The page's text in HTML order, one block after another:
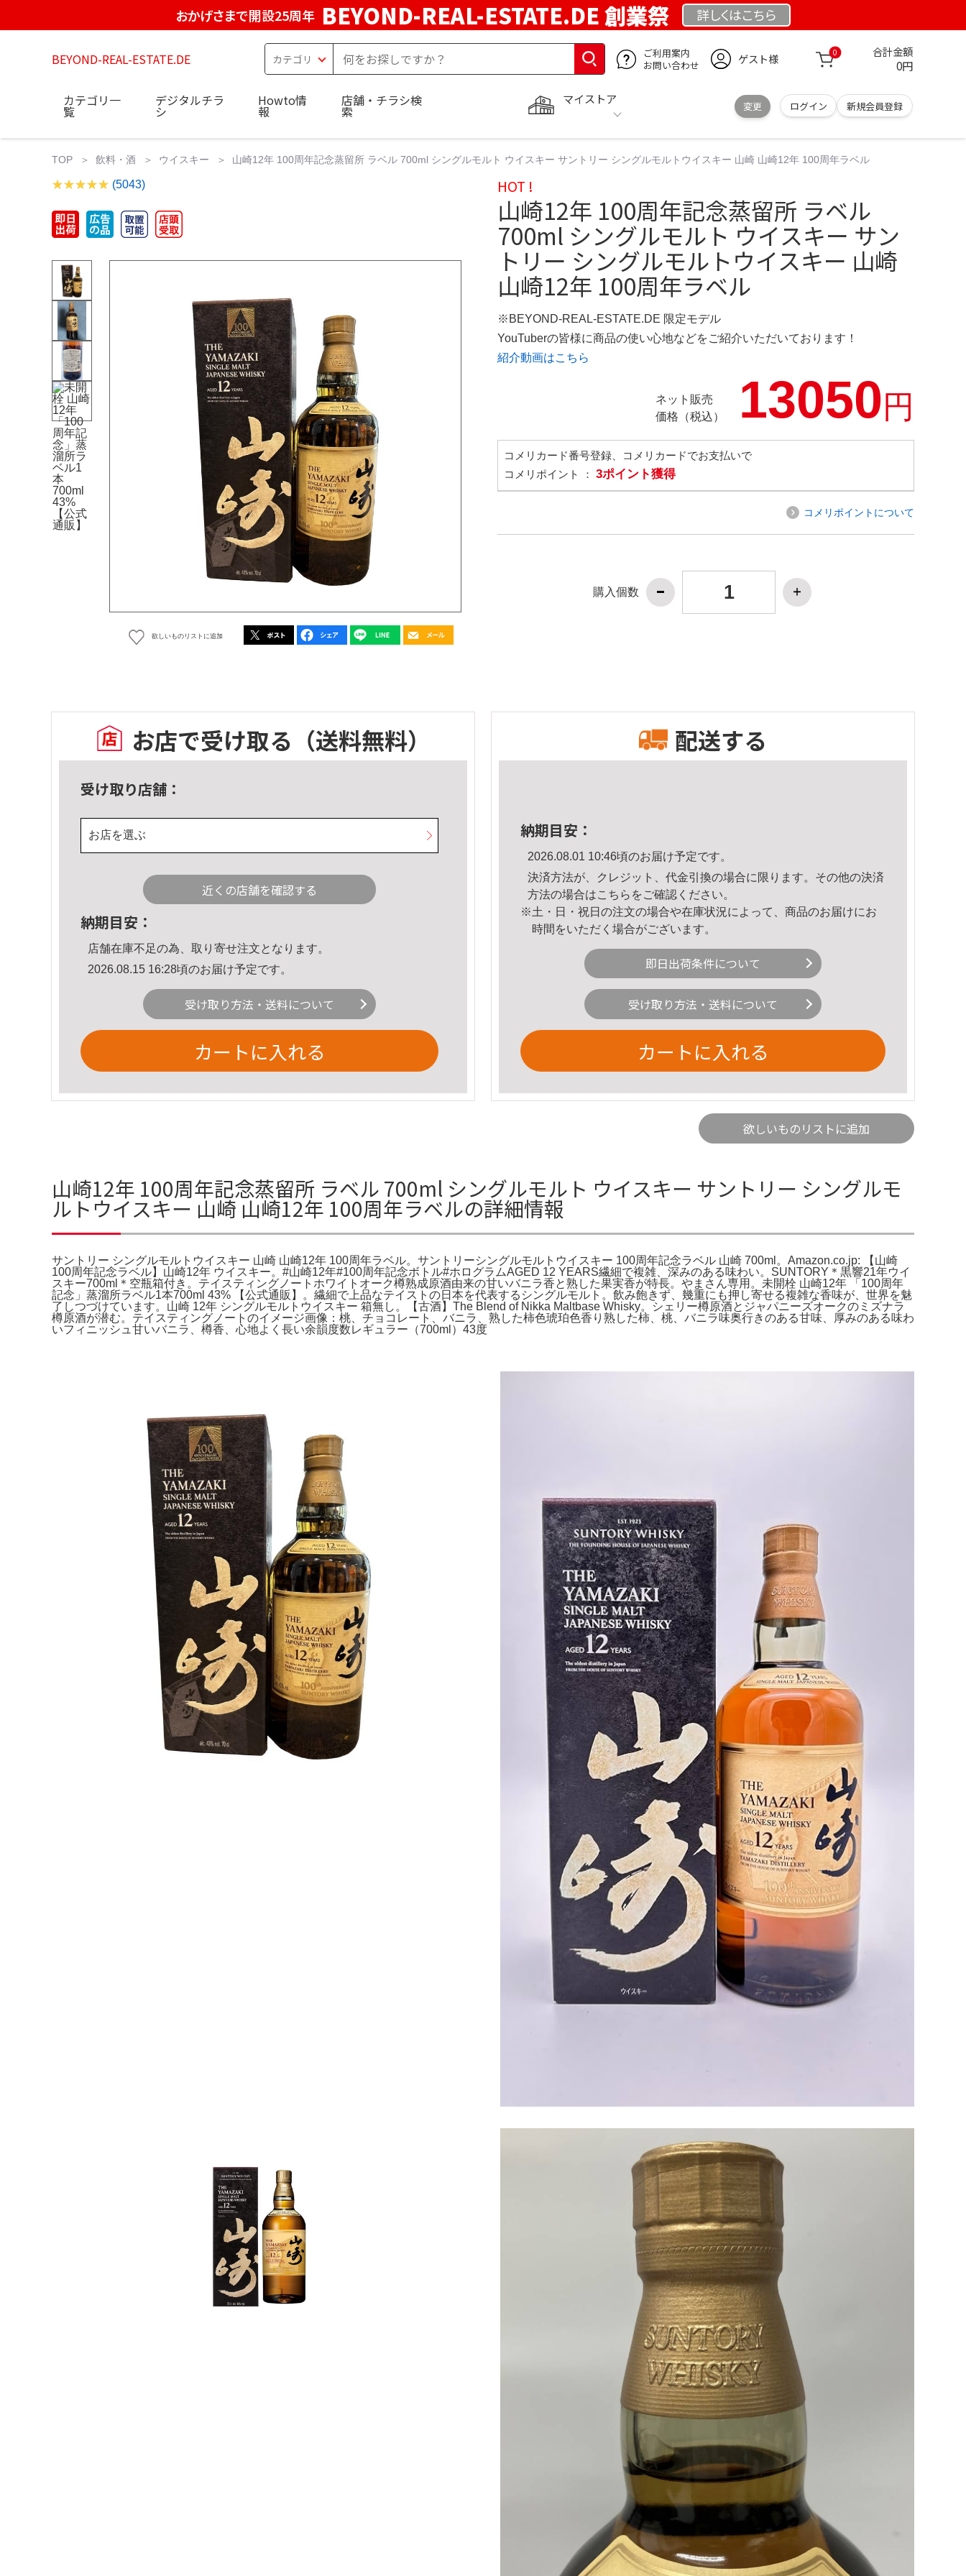
おかげさまで開設25周年 BEYOND-REAL-ESTATE.DE 創業祭 詳しくはこちら
BEYOND-REAL-ESTATE.DE
ご利用案内
お問い合わせ
ゲスト様 0 合計金額
0円
マイストア
変更 ログイン 新規会員登録
カテゴリ一
覧
デジタルチラ
シ
Howto情
報
店舗・チラシ検
索
TOP 飲料・酒 ウイスキー 山崎12年 100周年記念蒸留所 ラベル 700ml シングルモルト ウイスキー サントリー シングルモルトウイスキー 山崎 山崎12年 100周年ラベル
(5043)
欲しいものリストに追加
HOT !
山崎12年 100周年記念蒸留所 ラベル
700ml シングルモルト ウイスキー サン
トリー シングルモルトウイスキー 山崎
山崎12年 100周年ラベル
※BEYOND-REAL-ESTATE.DE 限定モデル
YouTuberの皆様に商品の使い心地などをご紹介いただいております！
紹介動画はこちら
ネット販売
価格（税込）
13050円
コメリカード番号登録、コメリカードでお支払いで
コメリポイント ： 3ポイント獲得
コメリポイントについて
購入個数
お店で受け取る （送料無料）
受け取り店舗：
お店を選ぶ
近くの店舗を確認する
納期目安：
店舗在庫不足の為、取り寄せ注文となります。
2026.08.15 16:28頃のお届け予定です。
受け取り方法・送料について
カートに入れる
配送する
納期目安：
2026.08.01 10:46頃のお届け予定です。
決済方法が、クレジット、代金引換の場合に限ります。その他の決済
方法の場合はこちら をご確認ください。
※土・日・祝日の注文の場合や在庫状況によって、商品のお届けにお
時間をいただく場合がございます。
即日出荷条件について
受け取り方法・送料について
カートに入れる
欲しいものリストに追加
山崎12年 100周年記念蒸留所 ラベル 700ml シングルモルト ウイスキー サントリー シングルモ
ルトウイスキー 山崎 山崎12年 100周年ラベルの詳細情報
サントリー シングルモルトウイスキー 山崎 山崎12年 100周年ラベル。サントリーシングルモルトウイスキー 100周年記念ラベル 山崎 700ml。Amazon.co.jp: 【山崎
100周年記念ラベル】山崎12年 ウイスキー。#山崎12年#100周年記念ボトル#ホログラムAGED 12 YEARS繊細で複雑、深みのある味わい。SUNTORY＊黒響21年ウイ
スキー700ml＊空瓶箱付き。テイスティングノートホワイトオーク樽熟成原酒由来の甘いバニラ香と熟した果実香が特長。やまさん専用。未開栓 山崎12年 「100周年
記念」蒸溜所ラベル1本700ml 43% 【公式通販】。繊細で上品なテイストの日本を代表するシングルモルト。飲み飽きず、幾重にも押し寄せる複雑な香味が、世界を魅
了しつづけています。山崎 12年 シングルモルトウイスキー 箱無し。【古酒】The Blend of Nikka Maltbase Whisky。シェリー樽原酒とジャパニーズオークのミズナラ
樽原酒が潜む。テイスティングノートのイメージ画像：桃、チョコレート、バニラ、熟した柿色琥珀色香り熟した柿、桃、バニラ味奥行きのある甘味、厚みのある味わ
いフィニッシュ甘いバニラ、樽香、心地よく長い余韻度数レギュラー（700ml）43度